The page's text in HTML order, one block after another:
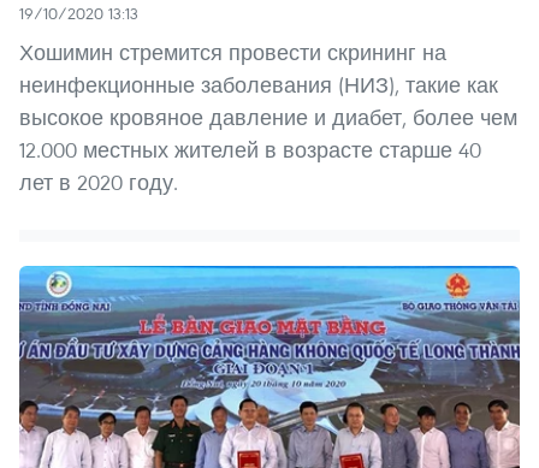
19/10/2020 13:13
Хошимин стремится провести скрининг на
неинфекционные заболевания (НИЗ), такие как
высокое кровяное давление и диабет, более чем
12.000 местных жителей в возрасте старше 40
лет в 2020 году.